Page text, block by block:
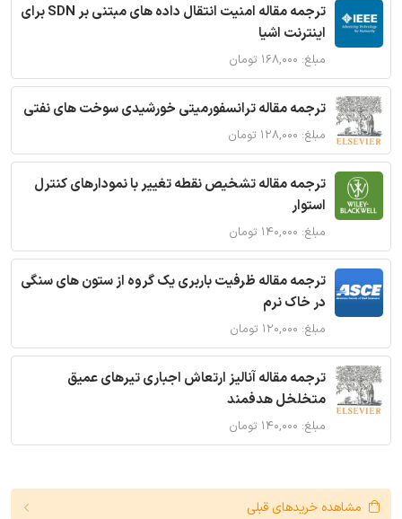
ترجمه مقاله امنیت انتقال داده های مبتنی بر SDN برای
اینترنت اشیا
مبلغ: ۱۶۸,۰۰۰ تومان
ترجمه مقاله ترانسفورمیتی خورشیدی سوخت های نفتی
مبلغ: ۱۲۸,۰۰۰ تومان
ترجمه مقاله تشخیص نقطه تغییر با نمودارهای کنترل
استوار
مبلغ: ۱۴۰,۰۰۰ تومان
ترجمه مقاله ظرفیت باربری یک گروه از ستون های سنگی
در خاک نرم
مبلغ: ۱۲۰,۰۰۰ تومان
ترجمه مقاله آنالیز ارتعاش اجباری تیرهای عمیق
متخلخل هدفمند
مبلغ: ۱۴۰,۰۰۰ تومان
مشاهده خریدهای قبلی